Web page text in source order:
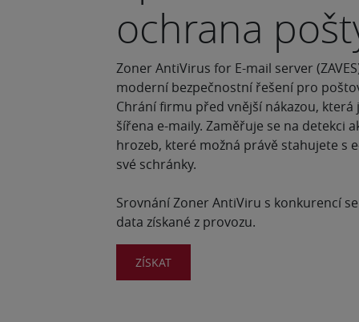
ochrana
Zoner AntiVirus for E-mail server
moderní bezpečnostní řešení pro
Chrání firmu před vnější nákazou, která
šířena e-maily. Zaměřuje se na detekci
hrozeb, které možná právě stahujete s
své schránky.
Srovnání Zoner AntiViru s konkurencí
data získané z provozu.
ZÍSKAT